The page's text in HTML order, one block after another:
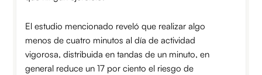
El estudio mencionado reveló que realizar algo
menos de cuatro minutos al día de actividad
vigorosa, distribuida en tandas de un minuto, en
general reduce un 17 por ciento el riesgo de